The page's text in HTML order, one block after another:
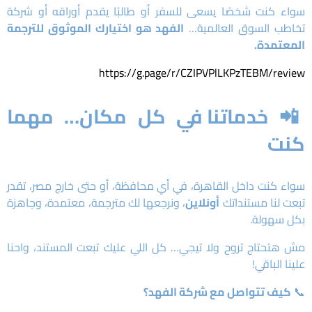
سواء كنت شخصًا يسعى للسفر أو طالبًا يقدم أوراقه أو شركة
تخاطب السوق العالمية… الفهد هو اختيارك الموثوق للترجمة
المعتمدة.
https://g.page/r/CZIPVPlLKPzTEBM/review
📲 خدماتنا في كل مكان… مهما
كنت
سواء كنت داخل القاهرة، في أي محافظة، أو حتى خارج مصر، تقدر
تبعت لنا مستنداتكأونلاين، ونرجعها لك مترجمة، معتمدة، وجاهزة
بكل سهولة.
مش هتحتاج تروح ولا تيجي… كل اللي عليك تبعت المستند، واحنا
علينا الباقي!
📞 كيف تتواصل مع شركة الفهد؟